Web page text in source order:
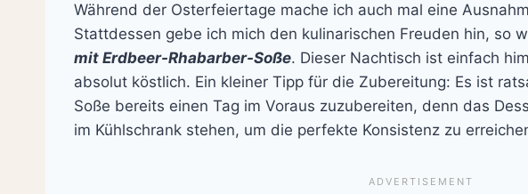
Während der Osterfeiertage mache ich auch mal eine
Stattdessen gebe ich mich den kulinarischen Freuden hin, so
mit Erdbeer-Rhabarber-Soße. Dieser Nachtisch ist einfach
absolut köstlich. Ein kleiner Tipp für die Zubereitung: Es ist
Soße bereits einen Tag im Voraus zuzubereiten, denn das
im Kühlschrank stehen, um die perfekte Konsistenz zu